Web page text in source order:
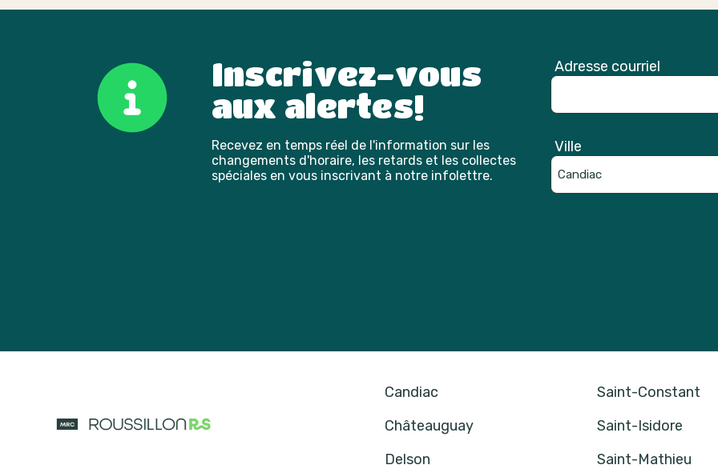
Inscrivez-vous
aux alertes!
Recevez en temps réel de l'information sur les
changements d'horaire, les retards et les collectes
spéciales en vous inscrivant à notre infolettre.
Adresse courriel
Ville
Candiac
Saint-Constant
Châteauguay
Saint-Isidore
Delson
Saint-Mathieu